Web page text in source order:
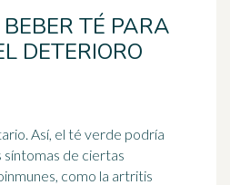
TÉ PARA
DETERIORO
podría
síntomas de ciertas
como la artritis